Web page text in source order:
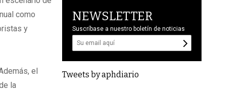
como
y
el
la
NEWSLETTER
Suscríbase a nuestro boletín de noticias
Tweets by aphdiario